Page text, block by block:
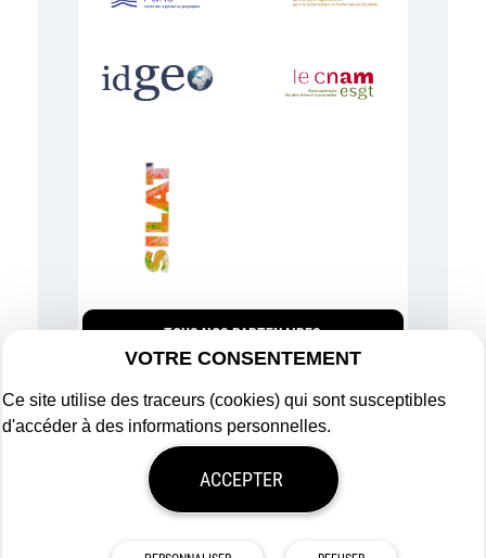
TOUS NOS PARTENAIRES
Mentions légales
Politique de confidentialité
VOTRE CONSENTEMENT
Ce site utilise des traceurs (cookies) qui sont susceptibles
d'accéder à des informations personnelles.
ACCEPTER